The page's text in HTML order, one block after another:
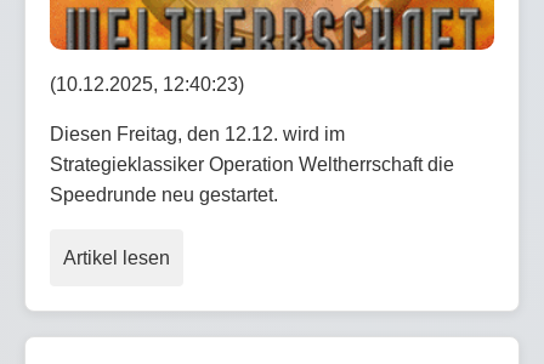
(10.12.2025, 12:40:23)
Diesen Freitag, den 12.12. wird im
Strategieklassiker Operation Weltherrschaft die
Speedrunde neu gestartet.
Artikel lesen